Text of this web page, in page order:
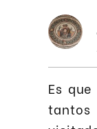
Es
tantos